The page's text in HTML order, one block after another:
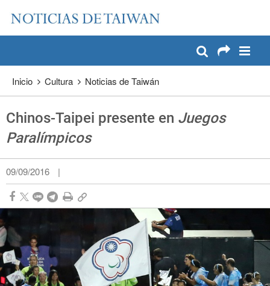
Pase a contenido principal
Inicio Cultura Noticias de Taiwán
Chinos-Taipei presente en Juegos
Paralímpicos
09/09/2016 |